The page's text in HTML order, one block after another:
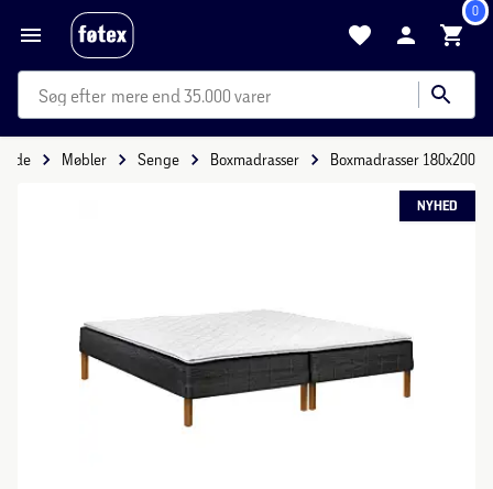
0
mere end 35.000 varer
Møbler Senge Boxmadrasser Boxmadrasser 180x200
NYHED